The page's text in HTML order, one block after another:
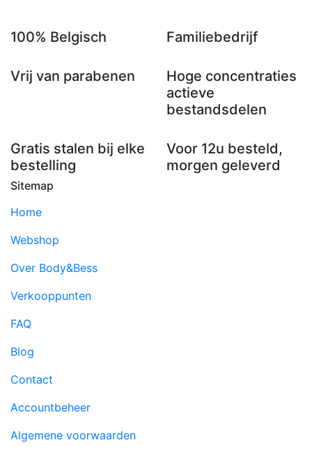
100% Belgisch Familiebedrijf
Vrij van parabenen
Hoge concentraties
actieve
bestandsdelen
Gratis stalen bij elke
bestelling
Voor 12u besteld,
morgen geleverd
Sitemap
Home
Webshop
Over Body&Bess
Verkooppunten
FAQ
Blog
Contact
Accountbeheer
Algemene voorwaarden